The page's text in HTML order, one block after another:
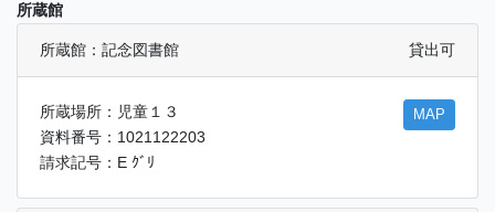
所蔵館
所蔵館：記念図書館 貸出可
所蔵場所：児童１３
資料番号：1021122203
請求記号：E ｸﾞﾘ
MAP